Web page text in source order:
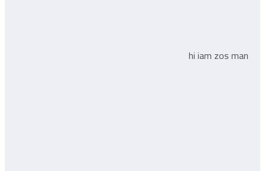
hi iam zos man